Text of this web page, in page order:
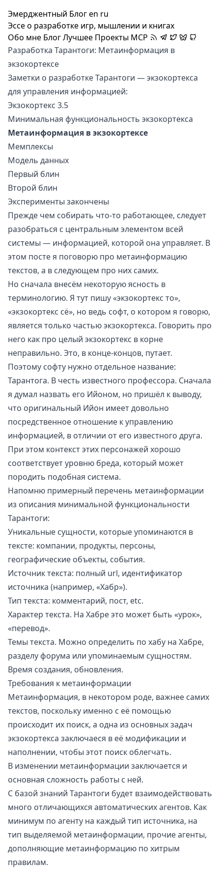
Эмерджентный Блогen ru
Эссе о разработке игр, мышлении и книгах
Обо мне БлогЛучшее Проекты MCP
Разработка Тарантоги: Метаинформация в
экзокортексе
Заметки о разработкеТарантоги — экзокортекса
для управления информацией:
Экзокортекс 3.5
Минимальная функциональность экзокортекса
Метаинформация в экзокортексе
Мемплексы
Модель данных
Первый блин
Второй блин
Эксперименты закончены
Прежде чем собирать что-то работающее, следует
разобраться с центральным элементом всей
системы — информацией, которой она управляет. В
этом посте я поговорю про метаинформацию
текстов, а в следующем про них самих.
Но сначала внесём некоторую ясность в
терминологию. Я тут пишу «экзокортекс то»,
«экзокортекс сё», но ведь софт, о котором я говорю,
является только частью экзокортекса. Говорить про
него как про целый экзокортекс в корне
неправильно. Это, в конце-концов, путает.
Поэтому софту нужно отдельное название:
Тарантога. В честь известного профессора. Сначала
я думал назвать его Ийоном, но пришёл к выводу,
что оригинальный Ийон имеет довольно
посредственное отношение к управлению
информацией, в отличии от его известного друга.
При этом контекст этих персонажей хорошо
соответствует уровню бреда, который может
породить подобная система.
Напомню примерный перечень метаинформации
из описания минимальной функциональности
Тарантоги:
Уникальные сущности, которые упоминаются в
тексте: компании, продукты, персоны,
географические объекты, события.
Источник текста: полный url, идентификатор
источника (например, «Хабр»).
Тип текста: комментарий, пост, etc.
Характер текста. На Хабре это может быть «урок»,
«перевод».
Темы текста. Можно определить по хабу на Хабре,
разделу форума или упоминаемым сущностям.
Время создания, обновления.
Требования к метаинформации
Метаинформация, в некотором роде, важнее самих
текстов, поскольку именно с её помощью
происходит их поиск, а одна из основных задач
экзокортекса заключаеся в её модификации и
наполнении, чтобы этот поиск облегчать.
В изменении метаинформации заключается и
основная сложность работы с ней.
С базой знаний Тарантоги будет взаимодействовать
много отличающихся автоматических агентов. Как
минимум по агенту на каждый тип источника, на
тип выделяемой метаинформации, прочие агенты,
дополняющие метаинформацию по хитрым
правилам.